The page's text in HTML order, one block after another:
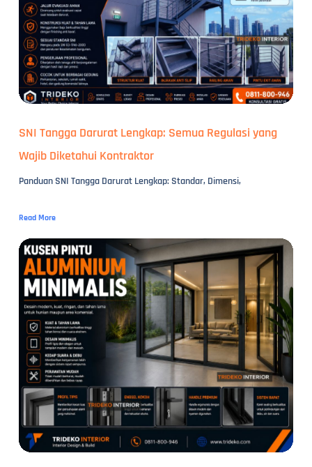
SNI Tangga Darurat Lengkap: Semua Regulasi yang
Wajib Diketahui Kontraktor
Panduan SNI Tangga Darurat Lengkap: Standar, Dimensi,
Read More